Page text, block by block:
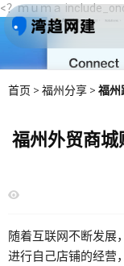
<？ｍｕｍａ
首页 > 福州分享 > 福州
福州外贸商城
随着互联网不断发展
进行自己店铺的经营